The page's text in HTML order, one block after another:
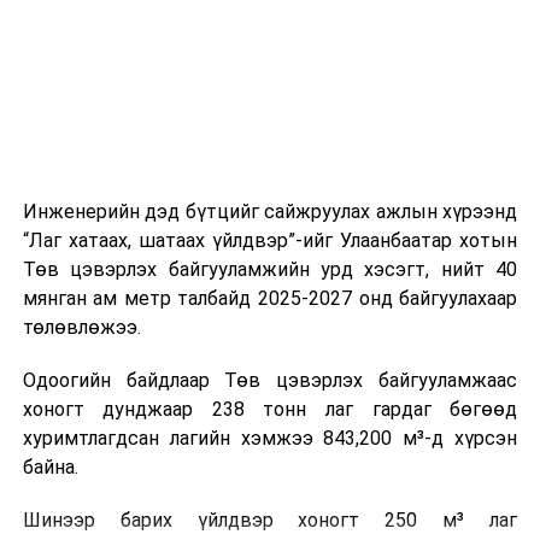
өдөр тутмын ажлын бэлэн байдлыг хангах зэрэг
практик ур чадварыг сургалтын хөтөлбөрт тусгажээ.
Сургалтыг танилцуулах лекц, асуулт-хариулт,
жишээнд суурилсан сургалт, багаар ажиллах дасгал,
танилцах, онцгой нөхцөлд ажиллах дадлага зэрэг
онол, практик хосолсон хэлбэрээр зохион байгуулж
байна.
зохион байгуулах Үндэсний хорооны Ажлын алба,
Инженерийн дэд бүтцийг сайжруулах ажлын хүрээнд
“Лаг хатаах, шатаах үйлдвэр”-ийг Улаанбаатар хотын
Төв цэвэрлэх байгууламжийн урд хэсэгт, нийт 40
мянган ам метр талбайд 2025-2027 онд байгуулахаар
төлөвлөжээ.
Одоогийн байдлаар Төв цэвэрлэх байгууламжаас
хоногт дунджаар 238 тонн лаг гардаг бөгөөд
хуримтлагдсан лагийн хэмжээ 843,200 м³-д хүрсэн
байна.
Шинээр барих үйлдвэр хоногт 250 м³ лаг